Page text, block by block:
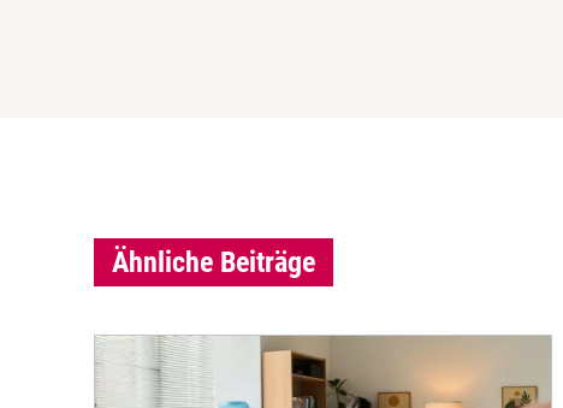
Ähnliche Beiträge